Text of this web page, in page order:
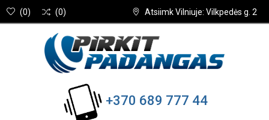
Atsiimk Vilniuje: Vilkpedės g. 2
(0) (0)
+370 689 777 44